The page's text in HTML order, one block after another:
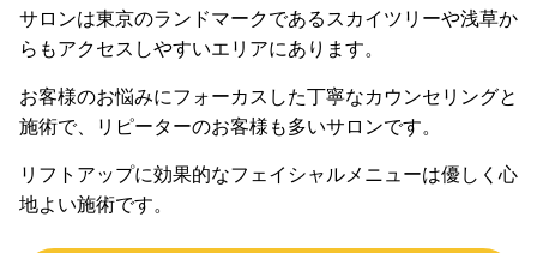
サロンは東京のランドマークであるスカイツリーや浅草か
らもアクセスしやすいエリアにあります。
お客様のお悩みにフォーカスした丁寧なカウンセリングと
施術で、リピーターのお客様も多いサロンです。
リフトアップに効果的なフェイシャルメニューは優しく心
地よい施術です。